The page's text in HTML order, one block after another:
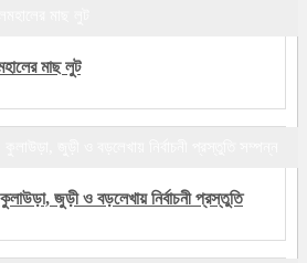
মাছ লুট
জুড়ী ও বড়লেখায় নির্বাচনী প্রস্তুতি